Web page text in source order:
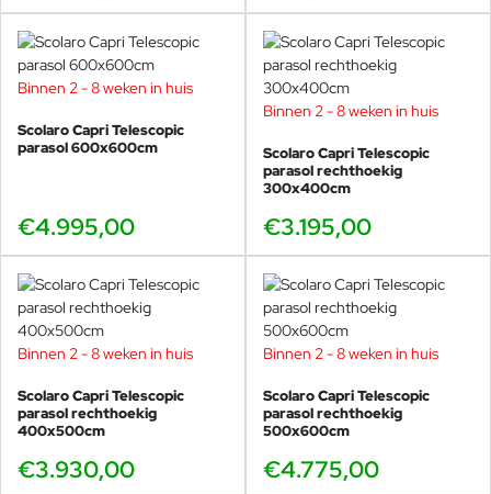
Tip van Veurst – Het verschil tussen de Verona en
de Capri parasols
Twijfel je tussen deScolaro Verona
modellen worden in Italië gemaakt en behoren tot de absolute top
van de markt, maar ze verschillen op een aantal belangrijke
Constructie & gewicht
De Capri heeft een zwaardere constructie met dikkere profielen
en extra verstevigingen. Daardoor is deze beter bestand tegen
intensief gebruik of wind op open terrassen. De Verona is iets
lichter, maar daardoor makkelijker te verplaatsen of op te bergen.
Afwerking & details
verbindingen, een robuustere mast en een luxere uitstraling.
DeVeronabiedt een vergelijkbare stijl, maar met iets
Gebruikstoepassing
Binnen 2 - 8 weken in huis
Scolaro Capri Telescopic
parasol 600x600cm
€4.995,00
Binnen 2 - 8 weken in huis
Scolaro Capri Telescopic
parasol rechthoekig
300x400cm
€3.195,00
Binnen 2 - 8 weken in huis
Scolaro Capri Telescopic
parasol rechthoekig
400x500cm
€3.930,00
Binnen 2 - 8 weken in huis
Scolaro Capri Telescopic
parasol rechthoekig
500x600cm
€4.775,00